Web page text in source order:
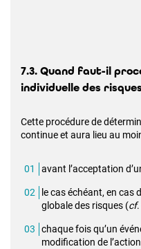
7.3. Quand faut-il
individuelle des
Cette procédure de
continue et aura lieu au
avant l’acceptation
le cas échéant, en cas
globale des risques (cf
chaque fois qu’un
modification de